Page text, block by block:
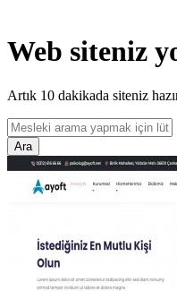
Web siteniz
Artık 10 dakikada siteniz
Ara